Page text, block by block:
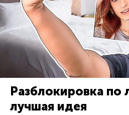
Разблокировка по
лучшая идея